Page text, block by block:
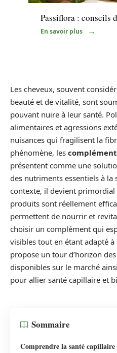
Passiflora : conseils
En savoir plus
Les cheveux, souvent
beauté et de vitalité, sont
pouvant nuire à leur santé.
alimentaires et agressions
nuisances qui fragilisent la
phénomène, les
présentent comme une
des nutriments essentiels à la
contexte, il devient
produits sont réellement
permettent de nourrir et
choisir un complément qui
visibles tout en étant adapté à
propose un tour d’horizon
disponibles sur le marché
pour allier santé capillaire et
Sommaire
Comprendre la santé capillaire